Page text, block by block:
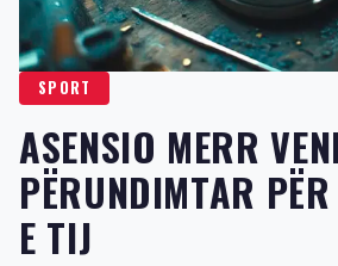
SPORT
ASENSIO MERR
PËRUNDIMTAR
E TIJ